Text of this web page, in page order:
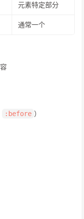
元素特定部分
通常一个
:before ）